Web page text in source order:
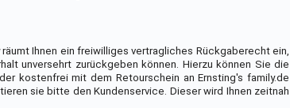
Ihnen ein freiwilliges vertragliches Rückgaberecht ein,
unversehrt zurückgeben können. Hierzu können Sie die
kostenfrei mit dem Retourschein an Ernsting's family.de
sie bitte den Kundenservice. Dieser wird Ihnen zeitnah